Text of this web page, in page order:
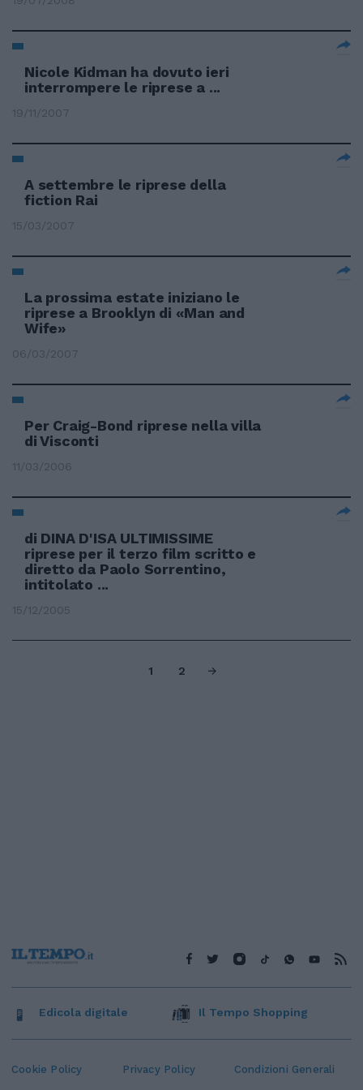
Nicole Kidman ha dovuto ieri
interrompere le riprese a ...
19/11/2007
A settembre le riprese della
fiction Rai
15/03/2007
La prossima estate iniziano le
riprese a Brooklyn di «Man and
Wife»
06/03/2007
Per Craig-Bond riprese nella villa
di Visconti
11/03/2006
di DINA D'ISA ULTIMISSIME
riprese per il terzo film scritto e
diretto da Paolo Sorrentino,
intitolato ...
15/12/2005
1 2
Cookie Policy Privacy Policy Condizioni Generali
Edicola digitale Il Tempo Shopping